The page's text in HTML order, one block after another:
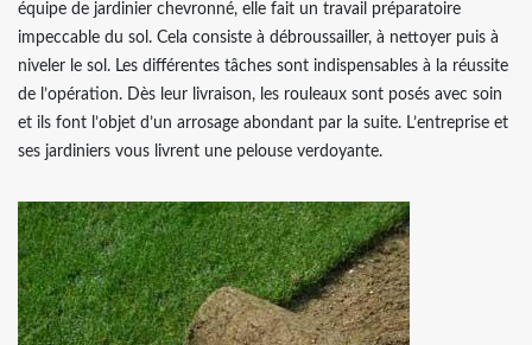
équipe de jardinier chevronné, elle fait un travail préparatoire
impeccable du sol. Cela consiste à débroussailler, à nettoyer puis à
niveler le sol. Les différentes tâches sont indispensables à la réussite
de l’opération. Dès leur livraison, les rouleaux sont posés avec soin
et ils font l’objet d’un arrosage abondant par la suite. L’entreprise et
ses jardiniers vous livrent une pelouse verdoyante.